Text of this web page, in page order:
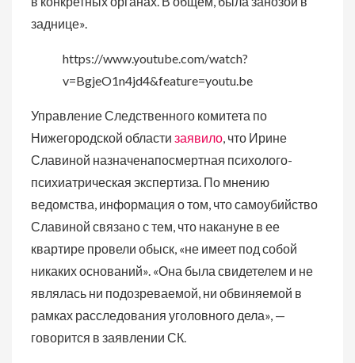
заднице».
https://www.youtube.com/watch?
v=BgjeO1n4jd4&feature=youtu.be
Управление Следственного комитета по
Нижегородской области заявило, что Ирине
Славиной назначенапосмертная психолого-
психиатрическая экспертиза. По мнению
ведомства, информация о том, что самоубийство
Славиной связано с тем, что накануне в ее
квартире провели обыск, «не имеет под собой
никаких оснований». «Она была свидетелем и не
являлась ни подозреваемой, ни обвиняемой в
рамках расследования уголовного дела», —
говорится в заявлении СК.